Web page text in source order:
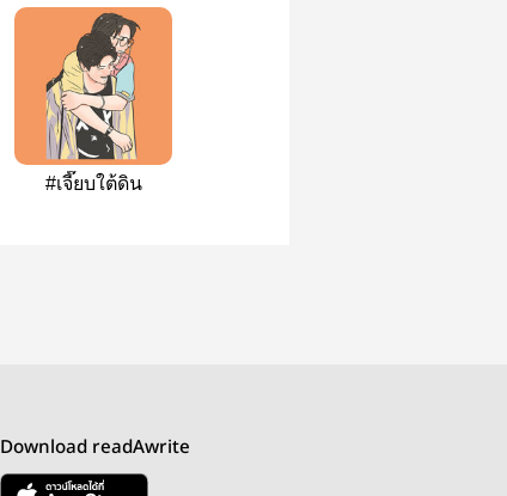
#เจี๊ยบใต้ดิน
Download readAwrite